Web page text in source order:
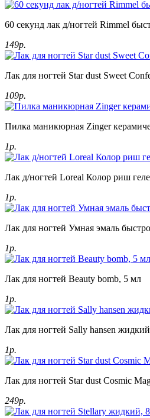
60 секунд лак д/ногтей Rimmel
149р.
Лак для ногтей Star dust Sweet
109р.
Пилка маникюрная Zinger
1р.
Лак д/ногтей Loreal Колор риш
1р.
Лак для ногтей Умная эмаль
1р.
Лак для ногтей Beauty bomb, 5 мл
1р.
Лак для ногтей Sally hansen
1р.
Лак для ногтей Star dust Cosmic
249р.